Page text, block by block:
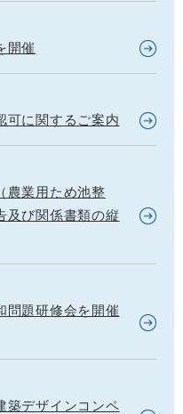
開催
可に関するご案内
農業用ため池整
及び関係書類の縦
問題研修会を開催
築デザインコンペ